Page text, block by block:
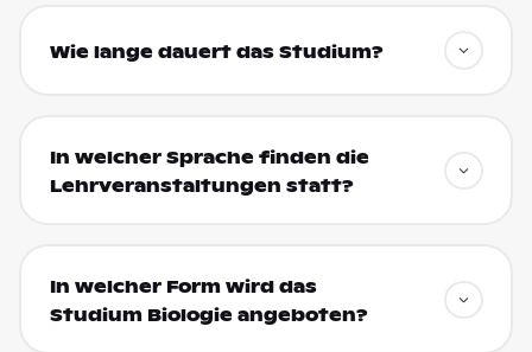
Wie lange dauert das Studium?
In welcher Sprache finden die
Lehrveranstaltungen statt?
In welcher Form wird das
Studium Biologie angeboten?